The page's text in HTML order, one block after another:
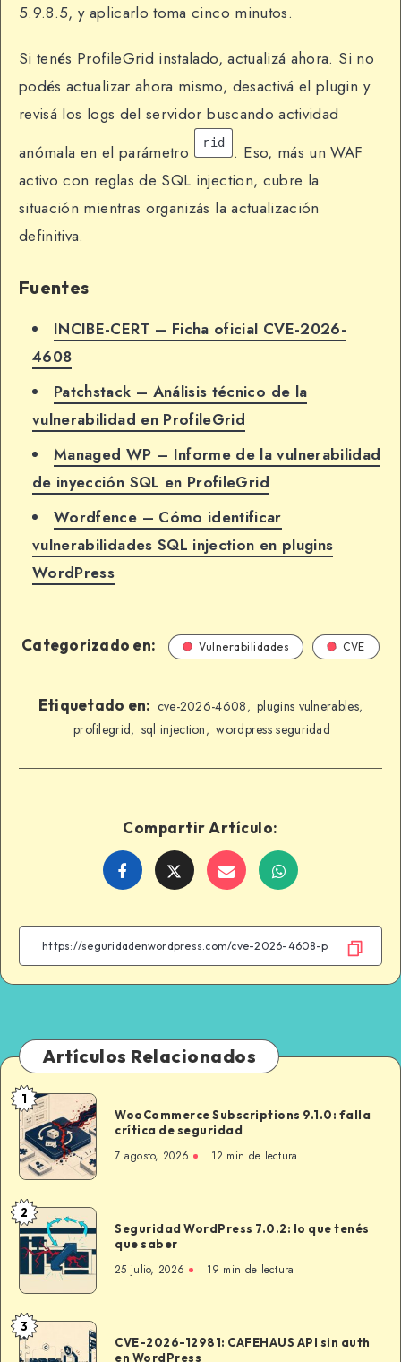
5.9.8.5, y aplicarlo toma cinco minutos.
Si tenés ProfileGrid instalado, actualizá ahora. Si no
podés actualizar ahora mismo, desactivá el plugin y
revisá los logs del servidor buscando actividad
anómala en el parámetro
rid
. Eso, más un WAF
activo con reglas de SQL injection, cubre la
situación mientras organizás la actualización
definitiva.
Fuentes
INCIBE-CERT – Ficha oficial CVE-2026-
4608
Patchstack – Análisis técnico de la
vulnerabilidad en ProfileGrid
Managed WP – Informe de la vulnerabilidad
de inyección SQL en ProfileGrid
Wordfence – Cómo identificar
vulnerabilidades SQL injection en plugins
WordPress
Categorizado en: Vulnerabilidades CVE
Etiquetado en: cve-2026-4608, plugins vulnerables,
profilegrid, sql injection, wordpress seguridad
Compartir Artículo:
Share
Facebook
Share
Twitter
Share
Email
Share
WhatsApp
Artículos Relacionados
WooCommerce
Subscriptions
9.1.0:
falla
de
seguridad
1
WooCommerce Subscriptions 9.1.0: falla
crítica de seguridad
7 agosto, 2026 12 min de lectura
Seguridad
WordPress
7.0.2:
lo
tenés
que
2
Seguridad WordPress 7.0.2: lo que tenés
que saber
25 julio, 2026 19 min de lectura
CVE-
2026-
3
CVE-2026-12981: CAFEHAUS API sin auth
en WordPress